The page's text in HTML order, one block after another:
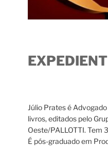
Júlio Prates é
livros, editados pelo
Oeste/PALLOTTI. Tem
É pós-graduado em